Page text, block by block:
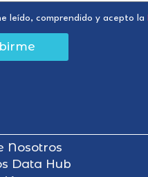
leído, comprendido y acepto la
Nosotros
Data Hub